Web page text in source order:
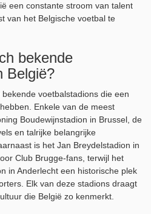
een constante stroom van talent
van het Belgische voetbal te
bekende
België?
voetbalstadions die een
Enkele van de meest
Boudewijnstadion in Brussel, de
en talrijke belangrijke
is het Jan Breydelstadion in
Club Brugge-fans, terwijl het
in Anderlecht een historische plek
Elk van deze stadions draagt
die België zo kenmerkt.